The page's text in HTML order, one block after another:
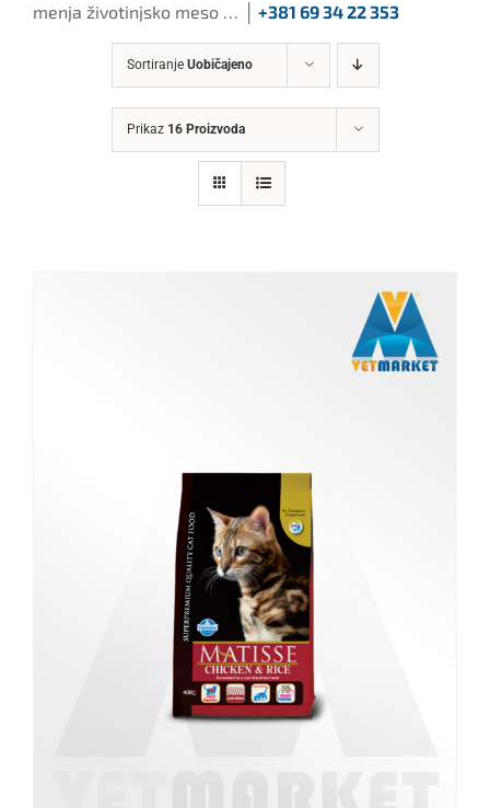
menja životinjsko meso … │
+381 69 34 22 353
Sortiranje Uobičajeno
Prikaz 16 Proizvoda